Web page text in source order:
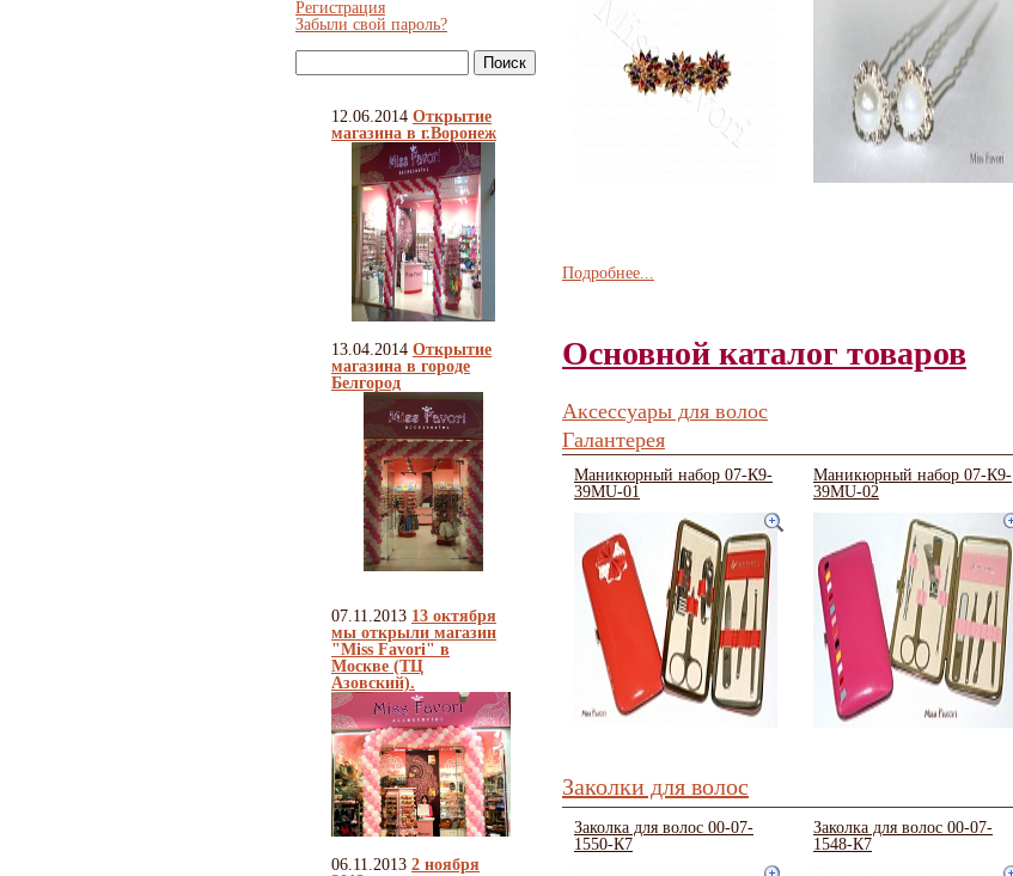
Регистрация
Забыли свой пароль?
12.06.2014 Открытие
магазина в г.Воронеж
13.04.2014 Открытие
магазина в городе
Белгород
07.11.2013 13 октября
мы открыли магазин
"Miss Favori" в
Москве (ТЦ
Азовский).
06.11.2013 2 ноября
Подробнее...
Основной каталог товаров
Аксессуары для волос
Галантерея
Маникюрный набор 07-К9-
39MU-01
Маникюрный набор 07-К9-
39MU-02
Заколки для волос
Заколка для волос 00-07-
1550-К7
Заколка для волос 00-07-
1548-К7